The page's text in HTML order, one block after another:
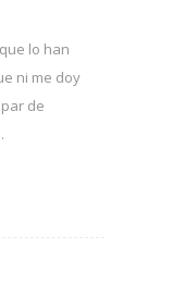
lo han
ni me doy
de